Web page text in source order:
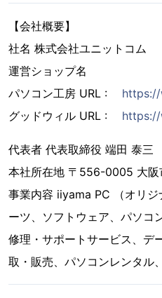
【会社概要】
社名 株式会社ユニットコム
運営ショップ名
パソコン工房 URL :
グッドウィル URL :
代表者 代表取締役 端田 泰三
本社所在地 〒556-0005 大阪
事業内容 iiyama PC （オリ
ーツ、ソフトウェア、パソコ
修理・サポートサービス、デ
取・販売、パソコンレンタル